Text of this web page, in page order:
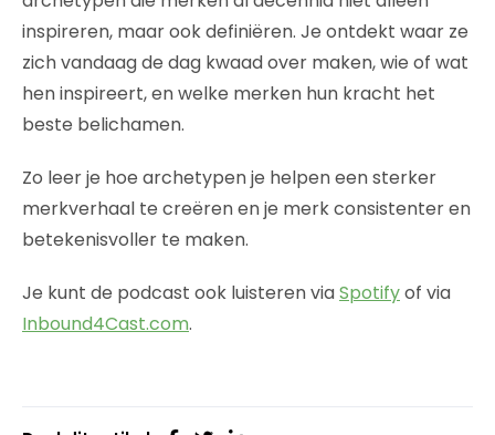
inspireren, maar ook definiëren. Je ontdekt waar ze
zich vandaag de dag kwaad over maken, wie of wat
hen inspireert, en welke merken hun kracht het
beste belichamen.
Zo leer je hoe archetypen je helpen een sterker
merkverhaal te creëren en je merk consistenter en
betekenisvoller te maken.
Je kunt de podcast ook luisteren viaSpotifyof via
Inbound4Cast.com.